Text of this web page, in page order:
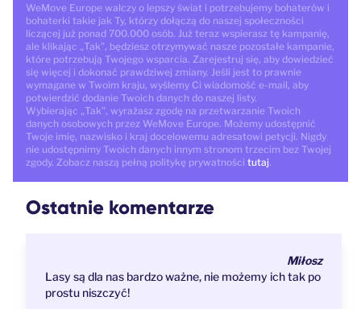
WeMove Europe walczy o lepszy świat i potrzebujemy bohaterów i
bohaterki takie jak Ty, którzy dołączą do naszej społeczności
liczącej już ponad 700.000 osób. Już teraz wspierasz tę kampanię,
ale klikając „Tak”, będziesz otrzymywać nasze pozostałe kampanie,
które potrzebują Twojego wsparcia. Zarejestruj się, aby dowiedzieć
się więcej i dokonać prawdziwej zmiany. Jeśli jest to prawnie
wymagane w Twoim kraju, wyślemy Ci wiadomość e-mail, aby
potwierdzić dodanie Twoich danych do naszej listy.
Wybierając „Tak”, wyrażasz zgodę na przetwarzanie Twoich
danych osobowych przez WeMove Europe. Możemy udostępnić
Twoje imię, nazwisko i kraj docelowemu adresatowi petycji. Nigdy
nie udostępnimy Twoich danych innym stronom trzecim bez Twojej
zgody. Zobacz naszą pełną politykę prywatności tutaj.
Ostatnie komentarze
Miłosz
Lasy są dla nas bardzo ważne, nie możemy ich tak po
prostu niszczyć!